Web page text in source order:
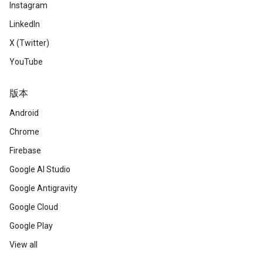
Instagram
LinkedIn
X (Twitter)
YouTube
版本
Android
Chrome
Firebase
Google AI Studio
Google Antigravity
Google Cloud
Google Play
View all